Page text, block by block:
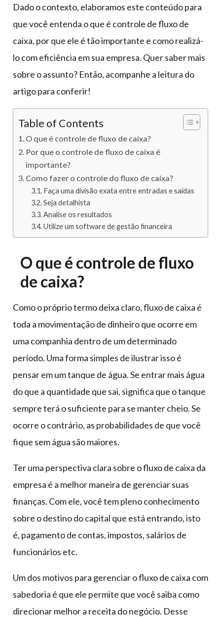
Dado o contexto, elaboramos este conteúdo para
que você entenda o que é controle de fluxo de
caixa, por que ele é tão importante e como realizá-
lo com eficiência em sua empresa. Quer saber mais
sobre o assunto? Então, acompanhe a leitura do
artigo para conferir!
Table of Contents
O que é controle de fluxo de caixa?
Por que o controle de fluxo de caixa é
importante?
Como fazer o controle do fluxo de caixa?
Faça uma divisão exata entre entradas e saídas
Seja detalhista
Analise os resultados
Utilize um software de gestão financeira
O que é controle de fluxo
de caixa?
Como o próprio termo deixa claro, fluxo de caixa é
toda a movimentação de dinheiro que ocorre em
uma companhia dentro de um determinado
período. Uma forma simples de ilustrar isso é
pensar em um tanque de água. Se entrar mais água
do que a quantidade que sai, significa que o tanque
sempre terá o suficiente para se manter cheio. Se
ocorre o contrário, as probabilidades de que você
fique sem água são maiores.
Ter uma perspectiva clara sobre o fluxo de caixa da
empresa é a melhor maneira de gerenciar suas
finanças. Com ele, você tem pleno conhecimento
sobre o destino do capital que está entrando, isto
é, pagamento de contas, impostos, salários de
funcionários etc.
Um dos motivos para gerenciar o fluxo de caixa com
sabedoria é que ele permite que você saiba como
direcionar melhor a receita do negócio. Desse